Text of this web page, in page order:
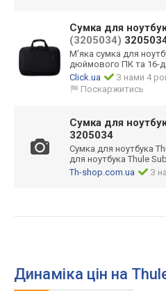
Сумка для
(3205034)
М’яка сумка для
дюймового ПК та 16-
Click.ua
З нами 4
Поскаржитись
Сумка для
3205034
Сумка для ноутбука
для ноутбука Thule
Th-shop.com.ua
З
Динаміка цін на